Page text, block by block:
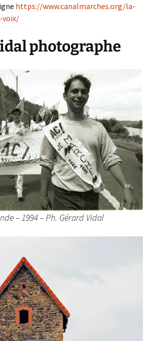
https://www.canalmarches.org/la-
voix/
photographe
– 1994 – Ph. Gérard Vidal